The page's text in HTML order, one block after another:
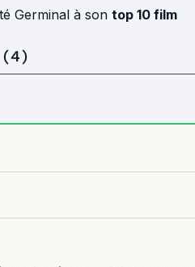
Germinal à son top 10 film
(4)